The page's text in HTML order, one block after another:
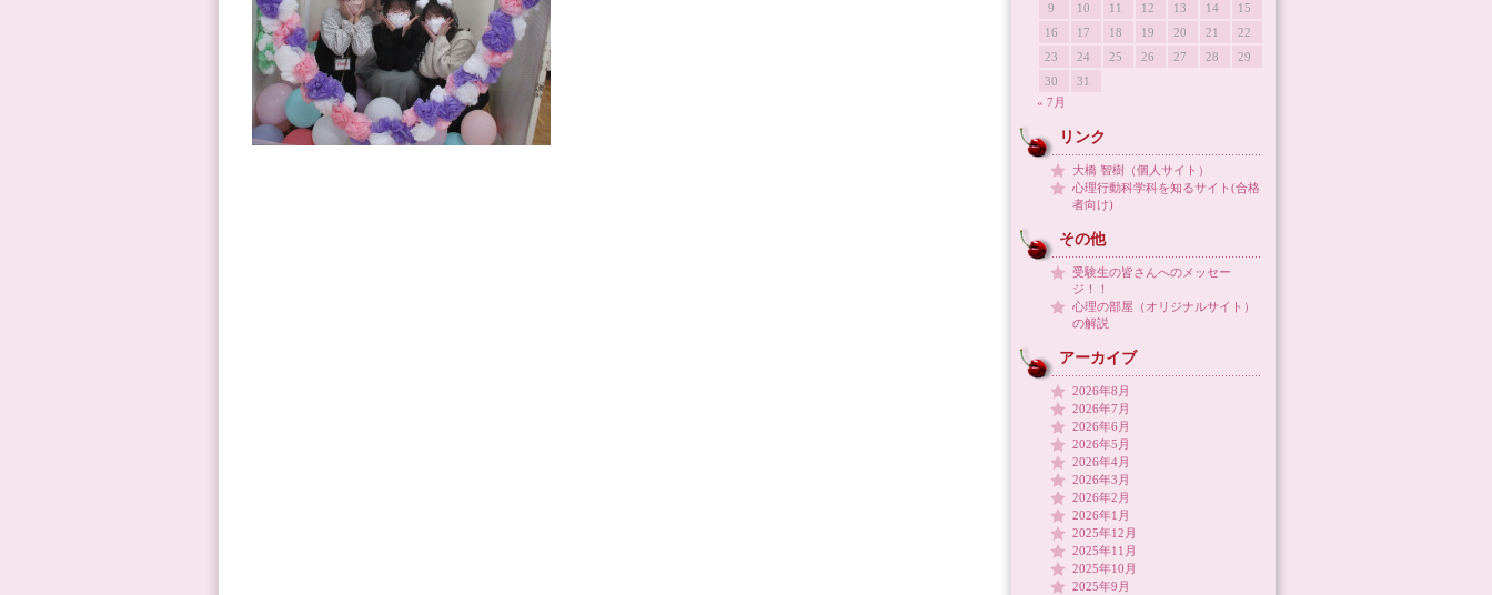
9
10 11 12 13 14
15
16
17 18 19 20 21
22
23
24 25 26 27 28
29
30
31
« 7月
リンク
大橋 智樹（個人サイト）
心理行動科学科を知るサイト(合格
者向け)
その他
受験生の皆さんへのメッセー
ジ！！
心理の部屋（オリジナルサイト）
の解説
アーカイブ
2026年8月
2026年7月
2026年6月
2026年5月
2026年4月
2026年3月
2026年2月
2026年1月
2025年12月
2025年11月
2025年10月
2025年9月